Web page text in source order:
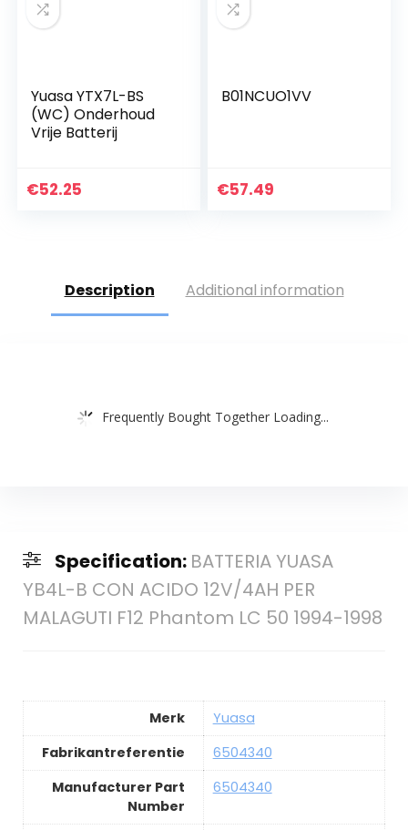
Yuasa YTX7L-BS
(WC) Onderhoud
Vrije Batterij
€52.25
B01NCUO1VV
€57.49
Description Additional information
Frequently Bought Together Loading...
Specification: BATTERIA YUASA
YB4L-B CON ACIDO 12V/4AH PER
MALAGUTI F12 Phantom LC 50 1994-1998
Merk
Yuasa
Fabrikantreferentie
6504340
Manufacturer Part
Number
6504340